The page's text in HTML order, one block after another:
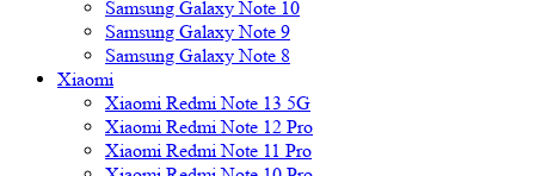
Samsung Galaxy Note 10
Samsung Galaxy Note 9
Samsung Galaxy Note 8
Xiaomi
Xiaomi Redmi Note 13 5G
Xiaomi Redmi Note 12 Pro
Xiaomi Redmi Note 11 Pro